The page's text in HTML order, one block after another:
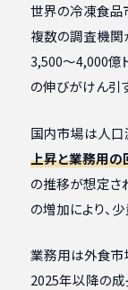
世界の冷凍食品
複数の調査機関
3,500〜4,000億
の伸びがけん引
国内市場は人口
上昇と業務用の
の推移が想定さ
の増加により、
業務用は外食市
2025年以降の成